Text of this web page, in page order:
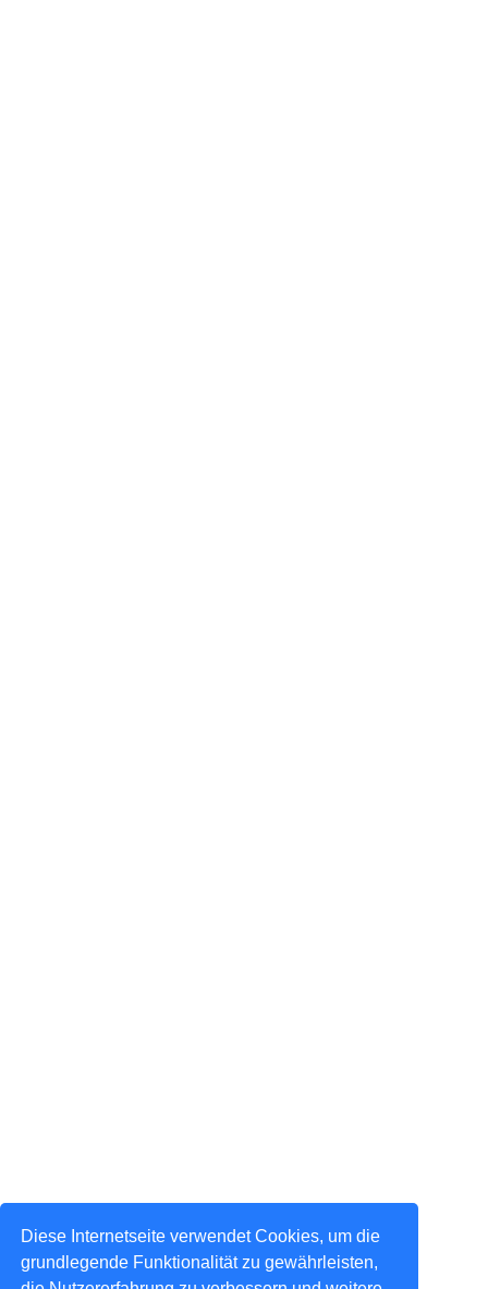
Diese Internetseite verwendet Cookies, um die
grundlegende Funktionalität zu gewährleisten,